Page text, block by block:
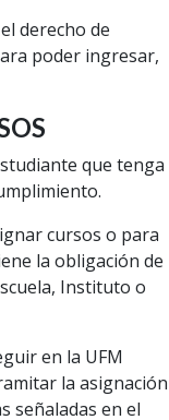
derecho de
poder ingresar,
que tenga
cursos o para
la obligación de
Instituto o
en la UFM
la asignación
señaladas en el